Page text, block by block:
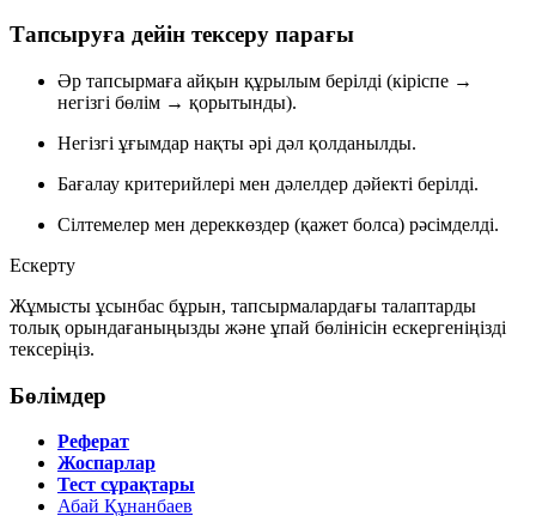
Тапсыруға дейін тексеру парағы
Әр тапсырмаға айқын құрылым берілді (кіріспе →
негізгі бөлім → қорытынды).
Негізгі ұғымдар нақты әрі дәл қолданылды.
Бағалау критерийлері мен дәлелдер дәйекті берілді.
Сілтемелер мен дереккөздер (қажет болса) рәсімделді.
Ескерту
Жұмысты ұсынбас бұрын, тапсырмалардағы талаптарды
толық орындағаныңызды және ұпай бөлінісін ескергеніңізді
тексеріңіз.
Бөлімдер
Реферат
Жоспарлар
Тест сұрақтары
Абай Құнанбаев